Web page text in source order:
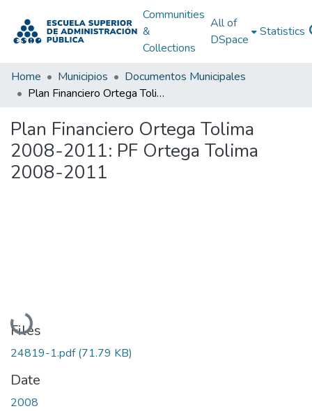
Communities
&
Collections
All of
DSpace
Statistics
Home Municipios
Documentos Municipales
Plan Financiero Ortega Tolima 2008-2011: PF Ortega Tolima 2008-2011
Plan Financiero Ortega Tolima
2008-2011: PF Ortega Tolima
2008-2011
Loading...
Files
24819-1.pdf(71.79 KB)
Date
2008